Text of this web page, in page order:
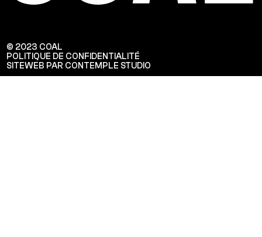
© 2023 COAL
POLITIQUE DE CONFIDENTIALITÉ
SITEWEB PAR CONTEMPLE STUDIO